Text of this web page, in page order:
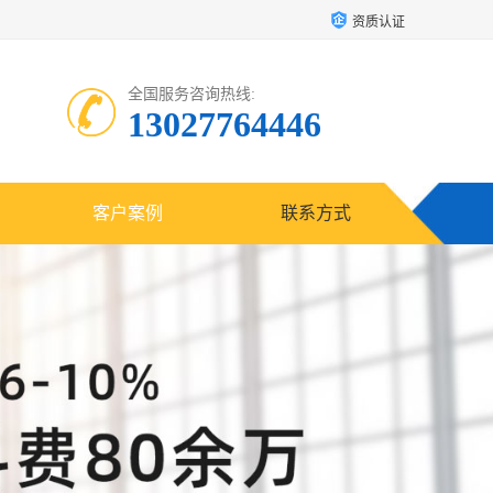
资质认证
全国服务咨询热线:
13027764446
客户案例 联系方式